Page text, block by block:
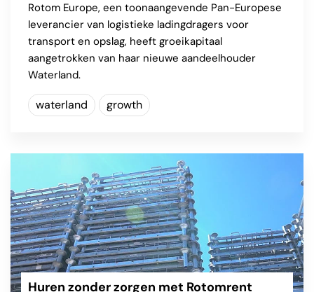
Rotom Europe, een toonaangevende Pan-Europese
leverancier van logistieke ladingdragers voor
transport en opslag, heeft groeikapitaal
aangetrokken van haar nieuwe aandeelhouder
Waterland.
waterland growth
Huren zonder zorgen met Rotomrent